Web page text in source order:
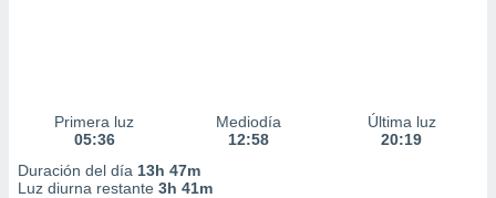
Primera luz
05:36
Mediodía
12:58
Última luz
20:19
Duración del día 13h 47m
Luz diurna restante 3h 41m